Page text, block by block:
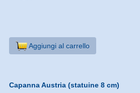
Aggiungi al carrello
Capanna Austria (statuine 8 cm)